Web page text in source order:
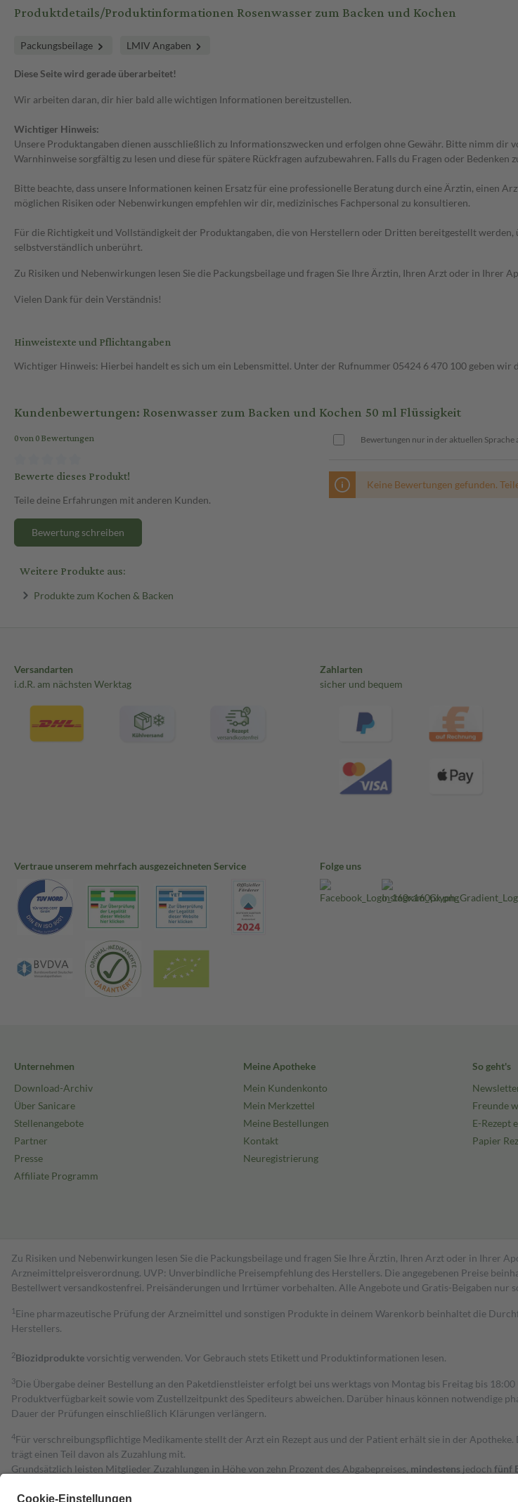
Produktdetails/Produktinformationen Rosenwasser zum Backen und Kochen
Packungsbeilage LMIV Angaben
Diese Seite wird gerade überarbeitet!
Wir arbeiten daran, dir hier bald alle wichtigen Informationen bereitzustellen.
Wichtiger Hinweis:
Unsere Produktangaben dienen ausschließlich zu Informationszwecken und erfolgen ohne Gewähr. Bitte nimm
Warnhinweise sorgfältig zu lesen und diese für spätere Rückfragen aufzubewahren. Falls du Fragen oder
Bitte beachte, dass unsere Informationen keinen Ersatz für eine professionelle Beratung durch eine Ärztin, einen
möglichen Risiken oder Nebenwirkungen empfehlen wir dir, medizinisches Fachpersonal zu konsultieren.
Für die Richtigkeit und Vollständigkeit der Produktangaben, die von Herstellern oder Dritten bereitgestellt
selbstverständlich unberührt.
Zu Risiken und Nebenwirkungen lesen Sie die Packungsbeilage und fragen Sie Ihre Ärztin, Ihren Arzt oder in Ihrer
Vielen Dank für dein Verständnis!
Hinweistexte und Pflichtangaben
Wichtiger Hinweis: Hierbei handelt es sich um ein Lebensmittel. Unter der Rufnummer 05424 6 470 100 geben wir
Kundenbewertungen: Rosenwasser zum Backen und Kochen 50 ml Flüssigkeit
0 von 0 Bewertungen
Bewerte dieses Produkt!
Teile deine Erfahrungen mit anderen Kunden.
Bewertung schreiben
Bewertungen nur in der aktuellen Sprache
Keine Bewertungen gefunden.
Weitere Produkte aus:
Produkte zum Kochen & Backen
Versandarten
i.d.R. am nächsten Werktag
Zahlarten
sicher und bequem
Vertraue unserem mehrfach ausgezeichneten Service Folge uns
Unternehmen
Download-Archiv
Über Sanicare
Stellenangebote
Partner
Presse
Affiliate Programm
Meine Apotheke
Mein Kundenkonto
Mein Merkzettel
Meine Bestellungen
Kontakt
Neuregistrierung
So geht's
Freunde
E-Rezept
Papier
Zu Risiken und Nebenwirkungen lesen Sie die Packungsbeilage und fragen Sie Ihre Ärztin, Ihren Arzt oder in Ihrer
Arzneimittelpreisverordnung. UVP: Unverbindliche Preisempfehlung des Herstellers. Die angegebenen Preise
Bestell­wert versand­kosten­frei. Preisänderungen und Irrtümer vorbehalten. Alle Angebote und Gratis-Beigaben nur
1 Eine pharmazeutische Prüfung der Arzneimittel und sonstigen Produkte in deinem Warenkorb beinhaltet die
Herstellers.
2Biozidproduktevorsichtig verwenden. Vor Gebrauch stets Etikett und Produktinformationen lesen.
3Die Übergabe deiner Bestellung an den Paketdienstleister erfolgt bei uns werktags von Montag bis Freitag bis
Produktverfügbarkeit sowie vom Zustellzeitpunkt des Spediteurs abweichen. Darüber hinaus können notwendige
Dauer der Prüfungen einschließlich Klärungen verlängern.
4Für verschreibungspflichtige Medikamente stellt der Arzt ein Rezept aus und der Patient erhält sie in der
trägt einen Teil davon als Zuzahlung mit.
Grundsätzlich leisten Mitglieder Zuzahlungen in Höhe von zehn Prozent des Abgabepreises, mindestens jedoch fünf
Diese Regeln gelten grundsätzlich auch für Online-Apotheken.